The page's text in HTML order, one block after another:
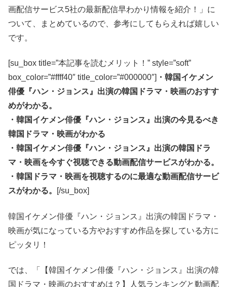
画配信サービス5社の最新配信早わかり情報を紹介！」に
ついて、まとめているので、参考にしてもらえれば嬉しい
です。
[su_box title=”本記事を読むメリット！” style=”soft”
box_color=”#ffff40″ title_color=”#000000″] ・韓国イケメン
俳優『ハン・ジョンス』出演の韓国ドラマ・映画のおすす
めがわかる。
・韓国イケメン俳優『ハン・ジョンス』出演の今見るべき
韓国ドラマ・映画がわかる
・韓国イケメン俳優『ハン・ジョンス』出演の韓国ドラ
マ・映画を今すぐ視聴できる動画配信サービスがわかる。
・韓国ドラマ・映画を視聴するのに最適な動画配信サービ
スがわかる。
[/su_box]
韓国イケメン俳優『ハン・ジョンス』出演の韓国ドラマ・
映画が気になっている方やおすすめ作品を探している方に
ピッタリ！
では、「【韓国イケメン俳優『ハン・ジョンス』出演の韓
国ドラマ・映画のおすすめは？】人気ランキングと動画配